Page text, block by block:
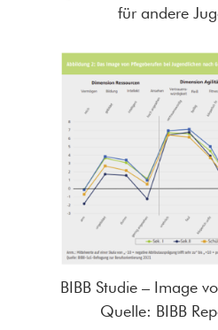
für andere
BIBB Studie – Image
Quelle: BIBB